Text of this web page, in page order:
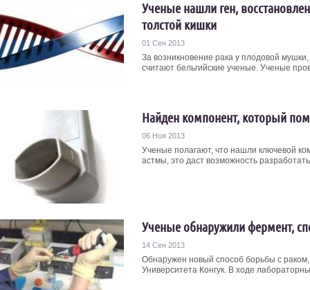
Ученые нашли ген,
толстой кишки
01 Сен 2013
За возникновение рака у плодовой
считают бельгийские ученые. Ученые
Найден компонент, который
06 Ноя 2013
Ученые полагают, что нашли ключевой
астмы, это даст возможность
Ученые обнаружили фермент,
14 Сен 2013
Обнаружен новый способ борьбы с
Университета Конгук. В ходе